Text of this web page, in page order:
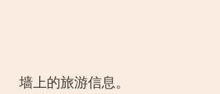
墙上的旅游信息。